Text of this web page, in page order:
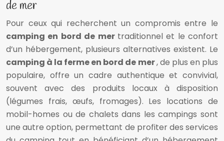
de mer
Pour ceux qui recherchent un compromis entre le
camping en bord de mer traditionnel et le confort
d’un hébergement, plusieurs alternatives existent. Le
camping à la ferme en bord de mer, de plus en plus
populaire, offre un cadre authentique et convivial,
souvent avec des produits locaux à disposition
(légumes frais, œufs, fromages). Les locations de
mobil-homes ou de chalets dans les campings sont
une autre option, permettant de profiter des services